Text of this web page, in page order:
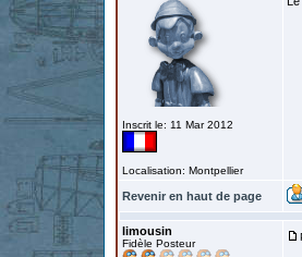
Inscrit le: 11 Mar 2012
Localisation: Montpellier
Revenir en haut de page
limousin
Fidèle Posteur